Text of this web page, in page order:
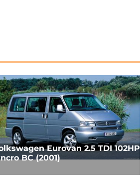
Eurovan 2.5 TDI 102HP
BC (2001)